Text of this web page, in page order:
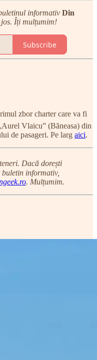
informativ Din
Îți mulțumim!
Subscribe
zbor charter care va fi
Vlaicu” (Băneasa) din
de pasageri. Pe larg aici.
Dacă dorești
buletin informativ,
. Mulțumim.